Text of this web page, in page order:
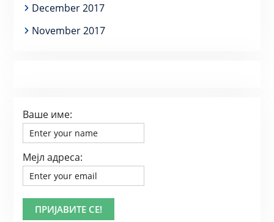
December 2017
November 2017
Ваше име:
Мејл адреса: